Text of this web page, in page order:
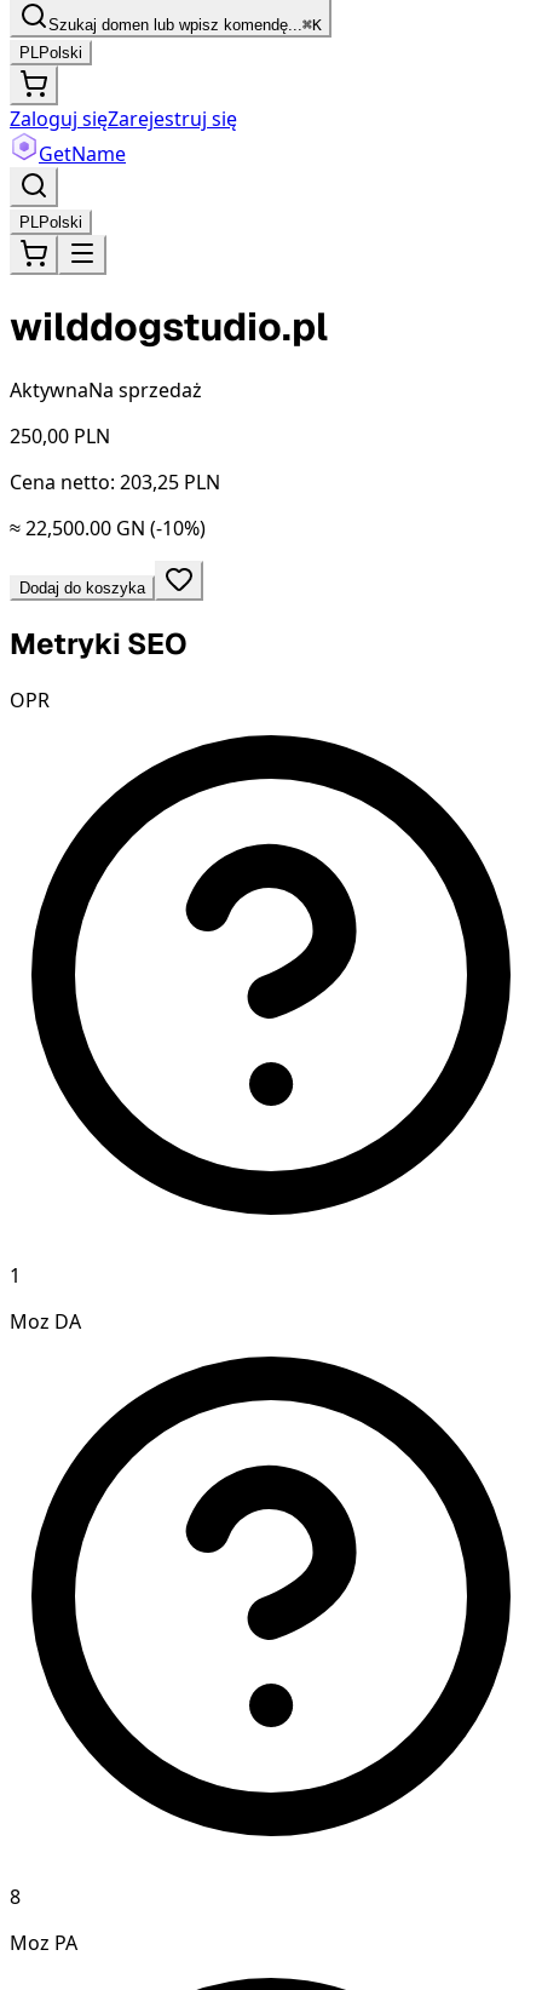
Szukaj domen lub wpisz komendę...⌘K
PLPolski
Zaloguj sięZarejestruj się
GetName
PLPolski
wilddogstudio.pl
AktywnaNa sprzedaż
250,00 PLN
Cena netto: 203,25 PLN
≈ 22,500.00 GN (-10%)
Dodaj do koszyka
Metryki SEO
OPR
1
Moz DA
8
Moz PA